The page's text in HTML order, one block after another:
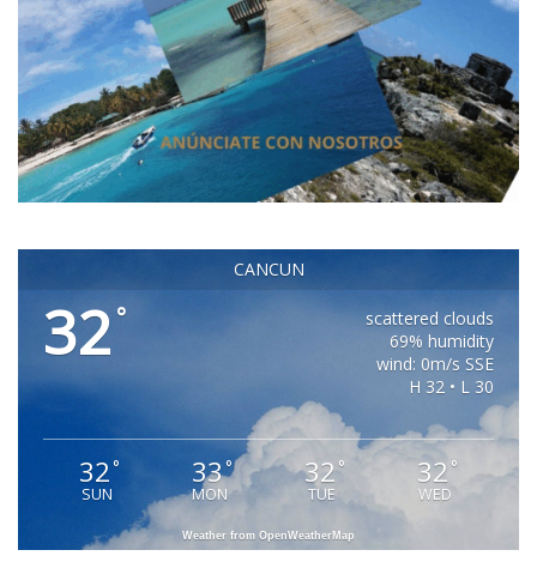
CANCUN
32 °
scattered clouds
69% humidity
wind: 0m/s SSE
H 32 • L 30
32°
SUN
33°
MON
32 °
TUE
32 °
WED
Weather from OpenWeatherMap